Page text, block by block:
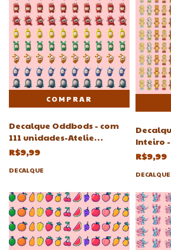
Decalque Oddbods - com
111 unidades-Atelie
Adriartes 9mm
R$9,99
DECALQUE
Inteiro -
Atelie
R$9,99
DECALQUE